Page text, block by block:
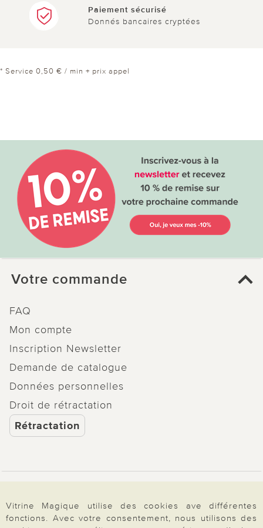
Paiement sécurisé
Donnés bancaires cryptées
* Service 0,50 € / min + prix appel
Votre commande
FAQ
Mon compte
Inscription Newsletter
Demande de catalogue
Données personnelles
Droit de rétractation
Rétractation
Vitrine Magique utilise des cookies ave différentes
fonctions. Avec votre consentement, nous utilisons des